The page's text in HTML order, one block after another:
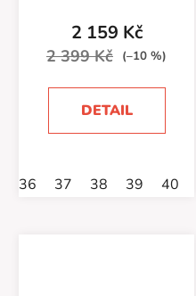
2 159 Kč
2 399 Kč (–10 %)
DETAIL
36 37 38 39 40